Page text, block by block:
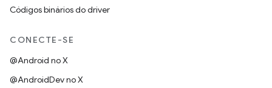
Códigos binários do driver
CONECTE-SE
@Android no X
@AndroidDev no X